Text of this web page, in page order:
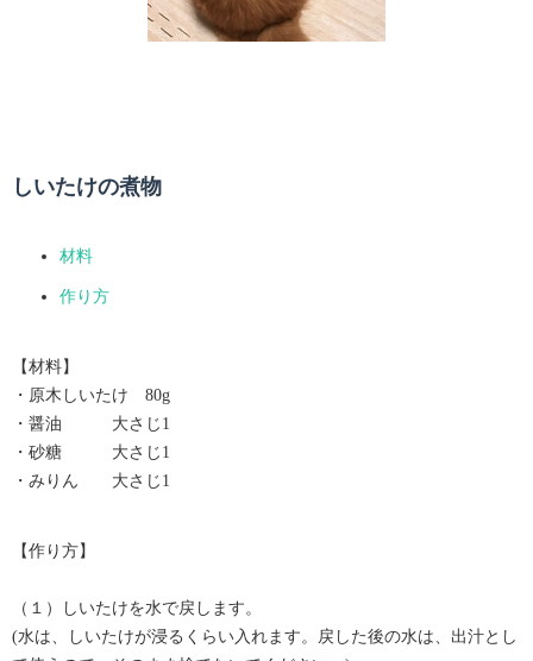
しいたけの煮物
材料
作り方
【材料】
・原木しいたけ 80g
・醤油 大さじ1
・砂糖 大さじ1
・みりん 大さじ1
【作り方】
（１）しいたけを水で戻します。
(水は、しいたけが浸るくらい入れます。戻した後の水は、出汁とし